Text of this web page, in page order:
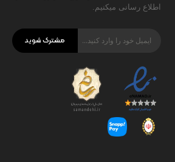
اطلاع رسانی میکنیم.
مشترک شوید